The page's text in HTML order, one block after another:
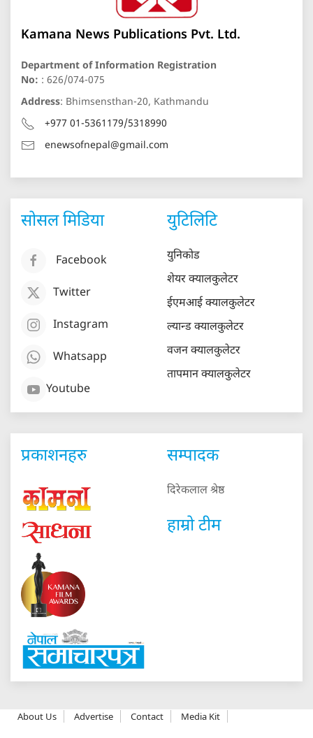
Kamana News Publications Pvt. Ltd.
Department of Information Registration
No: : 626/074-075
Address: Bhimsensthan-20, Kathmandu
+977 01-5361179/5318990
enewsofnepal@gmail.com
सोसल मिडिया
Facebook
Twitter
Instagram
Whatsapp
Youtube
युटिलिटि
युनिकोड
शेयर क्यालकुलेटर
ईएमआई क्यालकुलेटर
ल्यान्ड क्यालकुलेटर
वजन क्यालकुलेटर
तापमान क्यालकुलेटर
प्रकाशनहरु सम्पादक
दिरेकलाल श्रेष्ठ
हाम्रो टीम
About Us Advertise Contact Media Kit